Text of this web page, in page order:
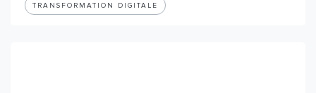
TRANSFORMATION DIGITALE